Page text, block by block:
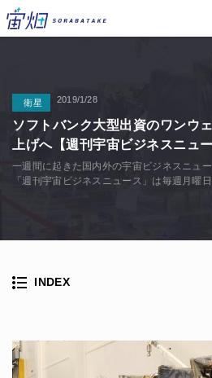
衛星 2019/1/28
ソフトバンク大型出資のワンウ
上げへ【週刊宇宙ビジネスニュ
一週間に起きた国内外の宇宙ビジネスニュ
「週刊宇宙ビジネスニュース」は毎週月曜日
INDEX